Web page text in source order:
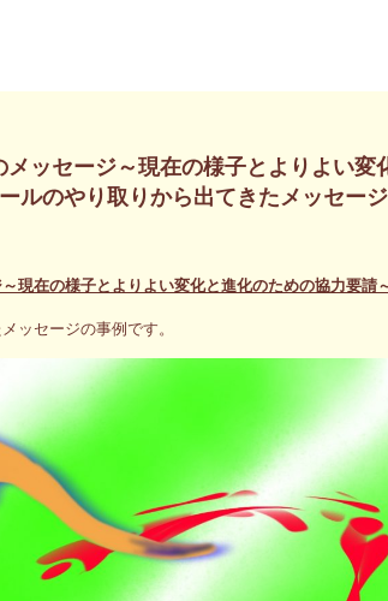
ッセージ～現在の様子とよりよい
ルのやり取りから出てきたメッセー
現在の様子とよりよい変化と進化のための協力要請
ッセージの事例です。